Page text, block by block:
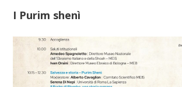
Scopri di più su fscire.it...
I Purim shenì